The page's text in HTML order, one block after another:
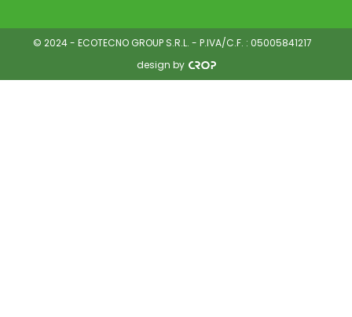
© 2024 - ECOTECNO GROUP S.R.L. - P.IVA/C.F. : 05005841217
design by